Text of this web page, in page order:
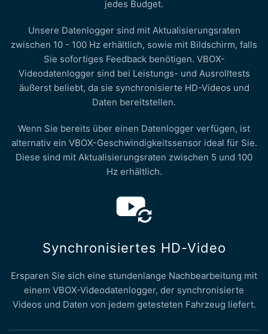
jedes Budget.
Unsere Datenlogger sind mit Aktualisierungsraten
zwischen 10 - 100 Hz erhältlich, sowie mit Bildschirm, falls
Sie sofortiges Feedback benötigen. VBOX-
Videodatenlogger sind bei Leistungs- und Ausrolltests
äußerst beliebt, da sie synchronisierte HD-Videos und
Daten bereitstellen.
Wenn Sie bereits über einen Datenlogger verfügen, ist
alternativ ein VBOX-Geschwindigkeitssensor ideal für Sie.
Diese sind mit Aktualisierungsraten zwischen 5 und 100
Hz erhältlich.
Synchronisiertes HD-Video
Ersparen Sie sich eine stundenlange Nachbearbeitung mit
einem VBOX-Videodatenlogger, der synchronisierte
Videos und Daten von jedem getesteten Fahrzeug liefert.